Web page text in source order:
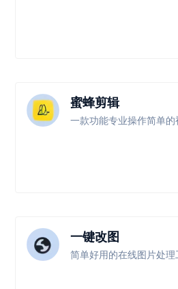
蜜蜂剪辑
一款功能专业操作简单
一键改图
简单好用的在线图片处理